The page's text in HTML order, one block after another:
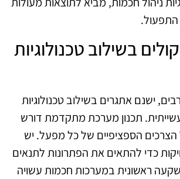
התפעול.
בשילוב טכנולוגיות
ישנם אתגרים בשילוב טכנולוגיות
תכנון מערכת מתקדמת דורש
הספציפיים של כל מפעל. יש
כדי להתאים את הפתרונות לתנאים
ראשונית במערכות חכמות עשויה